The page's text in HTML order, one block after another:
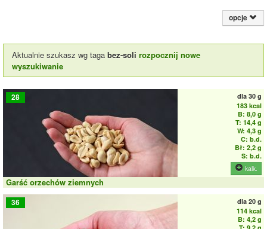
opcje
Aktualnie szukasz wg taga bez-soli rozpocznij nowe
wyszukiwanie
28 dla 30 g
183 kcal
B: 8,0 g
T: 14,4 g
W: 4,3 g
C: b.d.
Bł: 2,2 g
S: b.d.
kalk.
Garść orzechów ziemnych
36 dla 20 g
114 kcal
B: 4,2 g